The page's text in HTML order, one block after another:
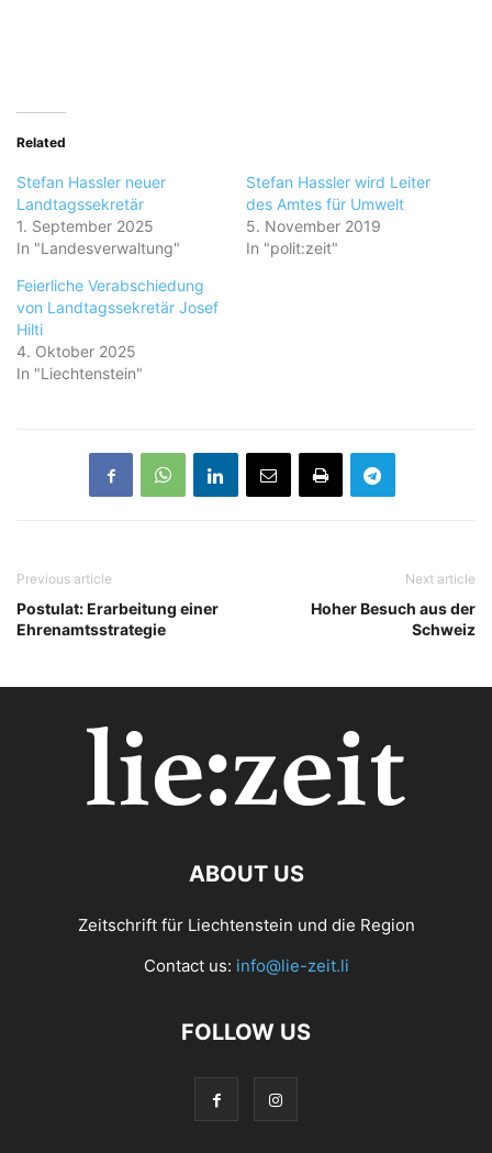
Related
Stefan Hassler neuer
Landtagssekretär
1. September 2025
In "Landesverwaltung"
Stefan Hassler wird Leiter
des Amtes für Umwelt
5. November 2019
In "polit:zeit"
Feierliche Verabschiedung
von Landtagssekretär Josef
Hilti
4. Oktober 2025
In "Liechtenstein"
Previous article
Postulat: Erarbeitung einer
Ehrenamtsstrategie
Next article
Hoher Besuch aus der
Schweiz
ABOUT US
Zeitschrift für Liechtenstein und die Region
Contact us: info@lie-zeit.li
FOLLOW US